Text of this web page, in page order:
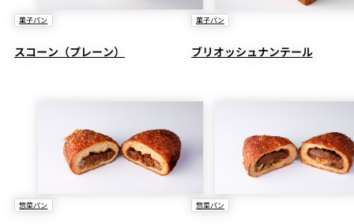
菓子パン
スコーン（プレーン）
菓子パン
ブリオッシュナンテール
惣菜パン 惣菜パン